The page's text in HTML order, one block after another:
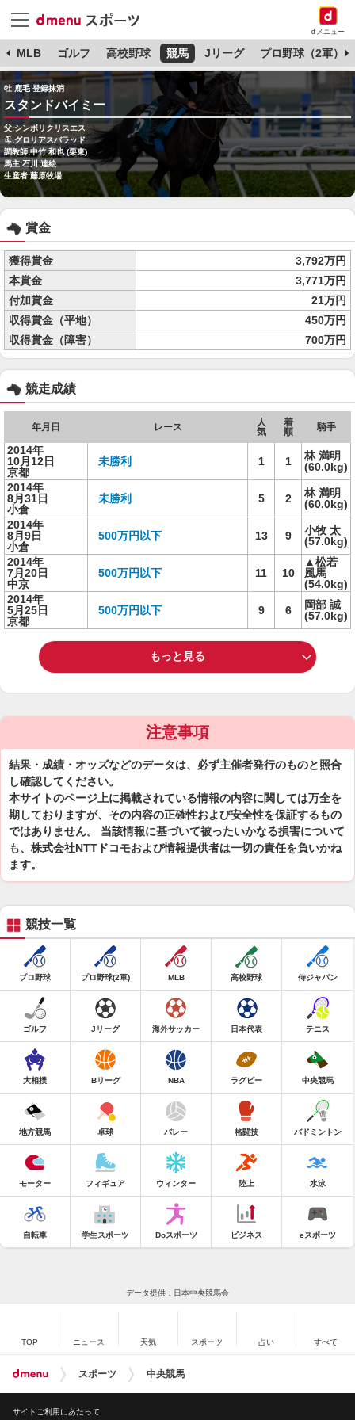
dメニュー
MLB ゴルフ 高校野球 競馬 Jリーグ プロ野球（2軍）
牡 鹿毛 登録抹消
スタンドバイミー
父:シンボリクリスエス
母:グロリアスバラッド
調教師:中竹 和也 (栗東)
馬主:石川 達絵
生産者:藤原牧場
賞金
獲得賞金
3,792万円
本賞金
3,771万円
付加賞金
21万円
収得賞金（平地）
450万円
収得賞金（障害）
700万円
競走成績
年月日 レース
人
気
着
順
騎手
2014年
10月12日
京都
未勝利 1 1
林 満明
(60.0kg)
2014年
8月31日
小倉
未勝利 5 2
林 満明
(60.0kg)
2014年
8月9日
小倉
500万円以下 13 9
小牧 太
(57.0kg)
2014年
7月20日
中京
500万円以下 11 10
▲松若
風馬
(54.0kg)
2014年
5月25日
京都
500万円以下 9 6
岡部 誠
(57.0kg)
もっと見る
注意事項
結果・成績・オッズなどのデータは、必ず主催者発行のものと照合
し確認してください。
本サイトのページ上に掲載されている情報の内容に関しては万全を
期しておりますが、その内容の正確性および安全性を保証するもの
ではありません。 当該情報に基づいて被ったいかなる損害について
も、株式会社NTTドコモおよび情報提供者は一切の責任を負いかね
ます。
競技一覧
プロ野球 プロ野球(2軍) MLB 高校野球 侍ジャパン
ゴルフ Jリーグ 海外サッカー 日本代表 テニス
大相撲 Bリーグ NBA ラグビー 中央競馬
地方競馬 卓球 バレー 格闘技 バドミントン
モーター フィギュア ウィンター 陸上 水泳
自転車 学生スポーツ Doスポーツ ビジネス eスポーツ
データ提供：日本中央競馬会
TOP ニュース 天気 スポーツ 占い すべて
スポーツ 中央競馬
サイトご利用にあたって